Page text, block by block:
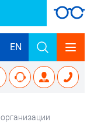
EN